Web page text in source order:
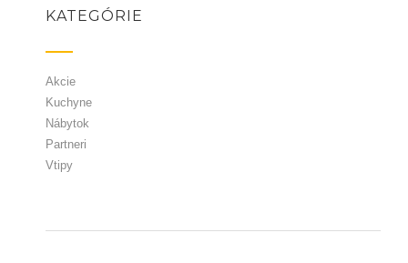
KATEGÓRIE
Akcie
Kuchyne
Nábytok
Partneri
Vtipy